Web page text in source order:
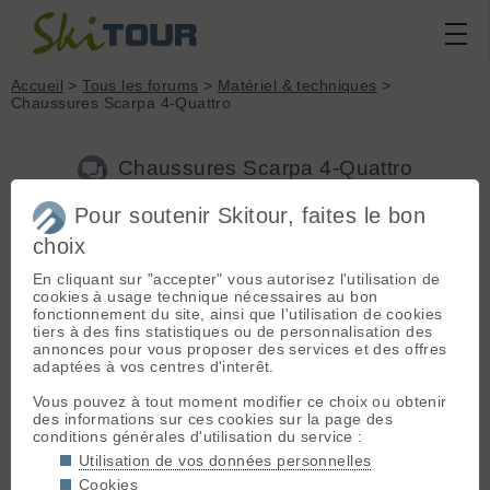
Accueil >Tous les forums > Matériel & techniques >
Chaussures Scarpa 4-Quattro
Chaussures Scarpa 4-Quattro
Nouveau sujet
liliouns
posts] - Le 20/02/2023 20:11
Un retour terrain sur la dernière Scarpa 4-Quattro SL.
Une chaussure présentée comme une pompe de freerando
mais qui pourrait en séduire plus d'un pour être une pompe
de rando de tous les jours.
test à retrouver sur ce lien : h**ps://www.ski-
libre.com/testmateriel/test-scarpa-4-quattro-sl-xt-freerando-
ski-touring/
LES DUMOURS
Pour soutenir Skitour, faites le bon
choix
En cliquant sur "accepter" vous autorisez l'utilisation de
cookies à usage technique nécessaires au bon
fonctionnement du site, ainsi que l'utilisation de cookies
tiers à des fins statistiques ou de personnalisation des
annonces pour vous proposer des services et des offres
adaptées à vos centres d'interêt.
Vous pouvez à tout moment modifier ce choix ou obtenir
des informations sur ces cookies sur la page des
conditions générales d'utilisation du service :
Utilisation de vos données personnelles
Cookies